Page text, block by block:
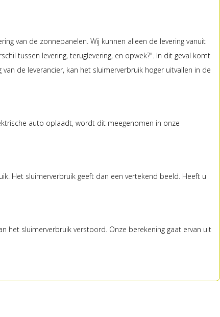
van de zonnepanelen. Wij kunnen alleen de levering vanuit
tussen levering, teruglevering, en opwek?". In dit geval komt
de leverancier, kan het sluimerverbruik hoger uitvallen in de
auto oplaadt, wordt dit meegenomen in onze
Het sluimerverbruik geeft dan een vertekend beeld. Heeft u
het sluimerverbruik verstoord. Onze berekening gaat ervan uit